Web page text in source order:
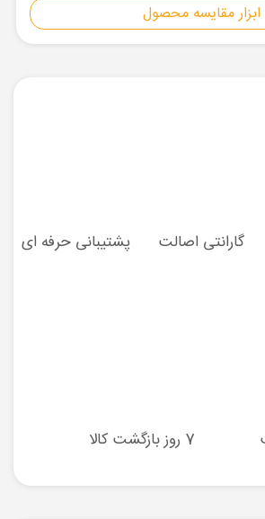
ابزار مقایسه محصول
گارانتی اصالت پشتیبانی حرفه ای
7 روز بازگشت کالا